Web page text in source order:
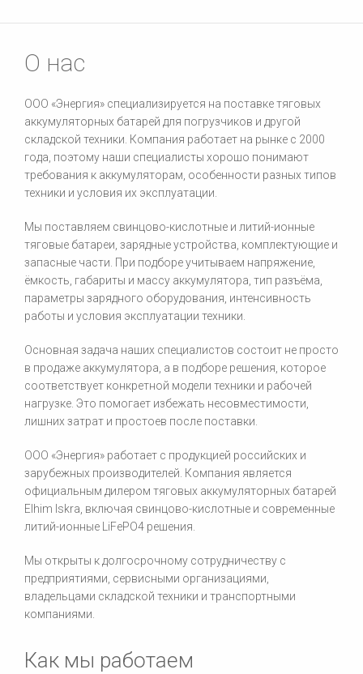
О нас
ООО «Энергия» специализируется на поставке тяговых
аккумуляторных батарей для погрузчиков и другой
складской техники. Компания работает на рынке с 2000
года, поэтому наши специалисты хорошо понимают
требования к аккумуляторам, особенности разных типов
техники и условия их эксплуатации.
Мы поставляем свинцово-кислотные и литий-ионные
тяговые батареи, зарядные устройства, комплектующие и
запасные части. При подборе учитываем напряжение,
ёмкость, габариты и массу аккумулятора, тип разъёма,
параметры зарядного оборудования, интенсивность
работы и условия эксплуатации техники.
Основная задача наших специалистов состоит не просто
в продаже аккумулятора, а в подборе решения, которое
соответствует конкретной модели техники и рабочей
нагрузке. Это помогает избежать несовместимости,
лишних затрат и простоев после поставки.
ООО «Энергия» работает с продукцией российских и
зарубежных производителей. Компания является
официальным дилером тяговых аккумуляторных батарей
Elhim Iskra, включая свинцово-кислотные и современные
литий-ионные LiFePO4 решения.
Мы открыты к долгосрочному сотрудничеству с
предприятиями, сервисными организациями,
владельцами складской техники и транспортными
компаниями.
Как мы работаем